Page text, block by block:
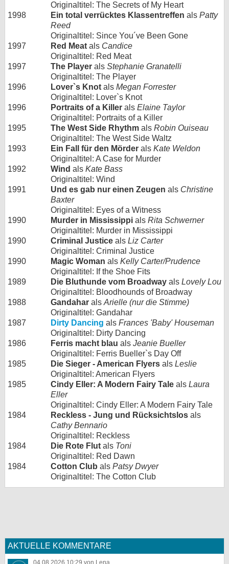
Originaltitel: The Secrets of My Heart
1998
Ein total verrücktes Klassentreffen als Patty
Reed
Originaltitel: Since You´ve Been Gone
1997
Red Meat als Candice
Originaltitel: Red Meat
1997
The Player als Stephanie Granatelli
Originaltitel: The Player
1996
Lover`s Knot als Megan Forrester
Originaltitel: Lover`s Knot
1996
Portraits of a Killer als Elaine Taylor
Originaltitel: Portraits of a Killer
1995
The West Side Rhythm als Robin Ouiseau
Originaltitel: The West Side Waltz
1993
Ein Fall für den Mörder als Kate Weldon
Originaltitel: A Case for Murder
1992
Wind als Kate Bass
Originaltitel: Wind
1991
Und es gab nur einen Zeugen als Christine
Baxter
Originaltitel: Eyes of a Witness
1990
Murder in Mississippi als Rita Schwerner
Originaltitel: Murder in Mississippi
1990
Criminal Justice als Liz Carter
Originaltitel: Criminal Justice
1990
Magic Woman als Kelly Carter/Prudence
Originaltitel: If the Shoe Fits
1989
Die Bluthunde vom Broadway als Lovely Lou
Originaltitel: Bloodhounds of Broadway
1988
Gandahar als Arielle (nur die Stimme)
Originaltitel: Gandahar
1987
Dirty Dancing als Frances 'Baby' Houseman
Originaltitel: Dirty Dancing
1986
Ferris macht blau als Jeanie Bueller
Originaltitel: Ferris Bueller`s Day Off
1985
Die Sieger - American Flyers als Leslie
Originaltitel: American Flyers
1985
Cindy Eller: A Modern Fairy Tale als Laura
Eller
Originaltitel: Cindy Eller: A Modern Fairy Tale
1984
Reckless - Jung und Rücksichtslos als
Cathy Bennario
Originaltitel: Reckless
1984
Die Rote Flut als Toni
Originaltitel: Red Dawn
1984
Cotton Club als Patsy Dwyer
Originaltitel: The Cotton Club
AKTUELLE KOMMENTARE
04.08.2026 10:29 von Lena